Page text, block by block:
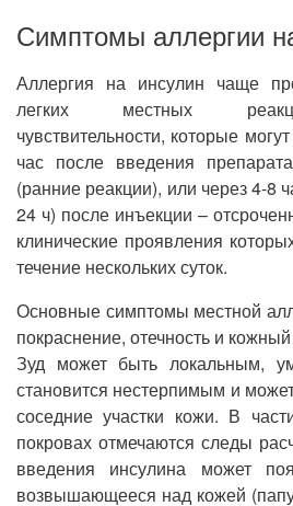
Симптомы аллергии
Аллергия на инсулин чаще
легких местных
чувствительности, которые
час после введения
(ранние реакции), или через 4-8
24 ч) после инъекции –
клинические проявления
течение нескольких суток.
Основные симптомы местной
покраснение, отечность и
Зуд может быть локальным,
становится нестерпимым и
соседние участки кожи. В
покровах отмечаются следы
введения инсулина может
возвышающееся над кожей